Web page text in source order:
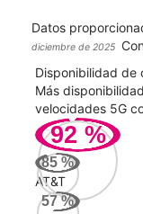
Datos
diciembre de 2025
Disponibilidad de
Más
velocidades 5G
92 %
85 %
AT&T
57%